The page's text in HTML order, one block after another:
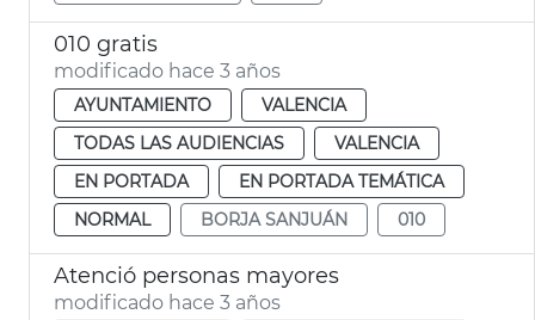
010 gratis
modificado hace 3 años
AYUNTAMIENTO
VALENCIA
TODAS LAS AUDIENCIAS
VALENCIA
EN PORTADA
EN PORTADA TEMÁTICA
NORMAL
BORJA SANJUÁN 010
Atenció personas mayores
modificado hace 3 años